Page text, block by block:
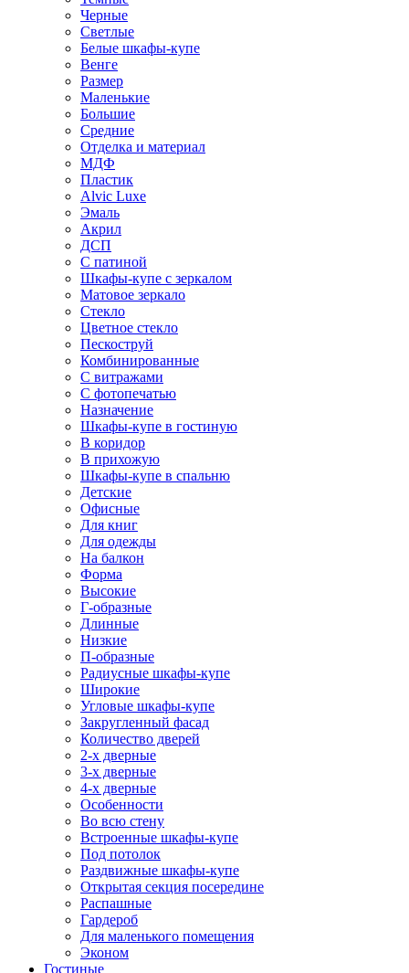
Черные
Светлые
Белые шкафы-купе
Венге
Размер
Маленькие
Большие
Средние
Отделка и материал
МДФ
Пластик
Alvic Luxe
Эмаль
Акрил
ДСП
С патиной
Шкафы-купе с зеркалом
Матовое зеркало
Стекло
Цветное стекло
Пескоструй
Комбинированные
С витражами
С фотопечатью
Назначение
Шкафы-купе в гостиную
В коридор
В прихожую
Шкафы-купе в спальню
Детские
Офисные
Для книг
Для одежды
На балкон
Форма
Высокие
Г-образные
Длинные
Низкие
П-образные
Радиусные шкафы-купе
Широкие
Угловые шкафы-купе
Закругленный фасад
Количество дверей
2-х дверные
3-х дверные
4-х дверные
Особенности
Во всю стену
Встроенные шкафы-купе
Под потолок
Раздвижные шкафы-купе
Открытая секция посередине
Распашные
Гардероб
Для маленького помещения
Эконом
Гостиные